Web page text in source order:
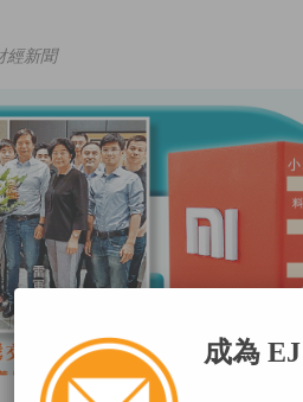
經新聞
成為